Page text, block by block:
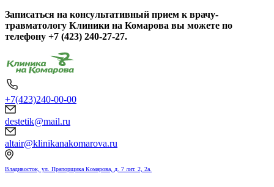
Записаться на консультативный прием к врачу-
травматологу Клиники на Комарова вы можете по
телефону +7 (423) 240-27-27.
+7(423)240-00-00
destetik@mail.ru
altair@klinikanakomarova.ru
Владивосток, ул. Прапорщика Комарова, д. 7 лит. 2, 2а.